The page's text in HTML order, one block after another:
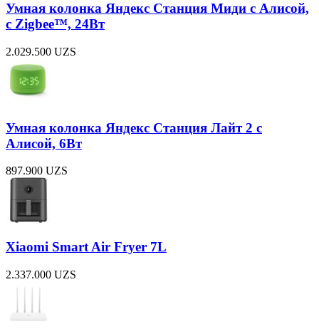
Умная колонка Яндекс Станция Миди с Алисой,
с Zigbee™, 24Вт
2.029.500 UZS
Умная колонка Яндекс Станция Лайт 2 с
Алисой, 6Вт
897.900 UZS
Xiaomi Smart Air Fryer 7L
2.337.000 UZS